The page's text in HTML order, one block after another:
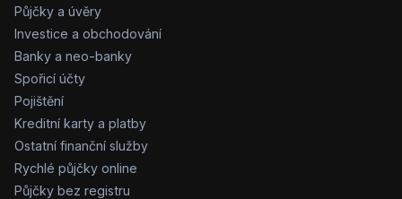
Půjčky a úvěry
Investice a obchodování
Banky a neo-banky
Spořicí účty
Pojištění
Kreditní karty a platby
Ostatní finanční služby
Rychlé půjčky online
Půjčky bez registru